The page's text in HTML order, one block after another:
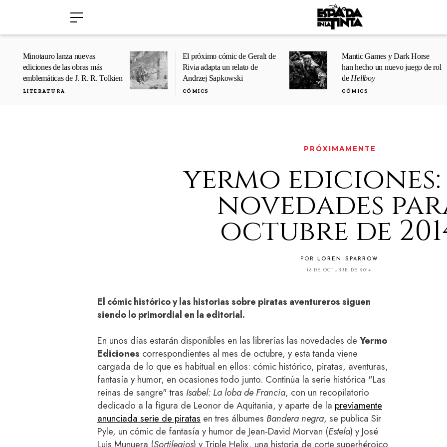
Minotauro lanza nuevas
ediciones de las obras más
emblemáticas de J. R. R. Tolkien
LITERATURA
El próximo cómic de Geralt de
Rivia adapta un relato de
Andrzej Sapkowski
CÓMICS
Mantic Games y Dark Horse
han hecho un nuevo juego de rol
de Hellboy
CÓMICS
PRÓXIMAMENTE
yermo
novedades
octubre de
POR LOREN SPARROW
18 DE OCTUBRE DE 2014
El cómic histórico y las historias sobre piratas aventureros siguen
siendo lo primordial en la editorial.
En unos días estarán disponibles en las librerías las novedades de Yermo
Ediciones correspondientes al mes de octubre, y esta tanda viene
cargada de lo que es habitual en ellos: cómic histórico, piratas, aventuras,
fantasía y humor, en ocasiones todo junto. Continúa la serie histórica "Las
reinas de sangre" tras Isabel: La loba de Francia, con un recopilatorio
dedicado a la figura de Leonor de Aquitania, y aparte de la previamente
anunciada serie de piratas en tres álbumes Bandera negra, se publica Sir
Pyle, un cómic de fantasía y humor de Jean-David Morvan (Estela) y José
Luis Munuera (Sortilegios) y Triple Helix, una historia de corte superhéroico
›